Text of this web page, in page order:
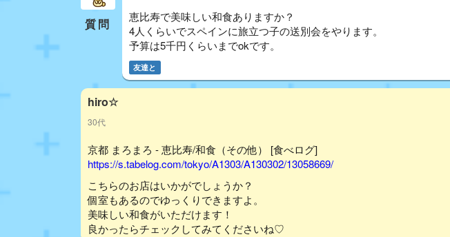
質問
恵比寿で美味しい和食ありますか？
4人くらいでスペインに旅立つ子の送別会をやります。
予算は5千円くらいまでokです。
友達と
hiro☆
30代
京都 まろまろ - 恵比寿/和食（その他） [食べログ]
https://s.tabelog.com/tokyo/A1303/A130302/13058669/
こちらのお店はいかがでしょうか？
個室もあるのでゆっくりできますよ。
美味しい和食がいただけます！
良かったらチェックしてみてくださいね♡